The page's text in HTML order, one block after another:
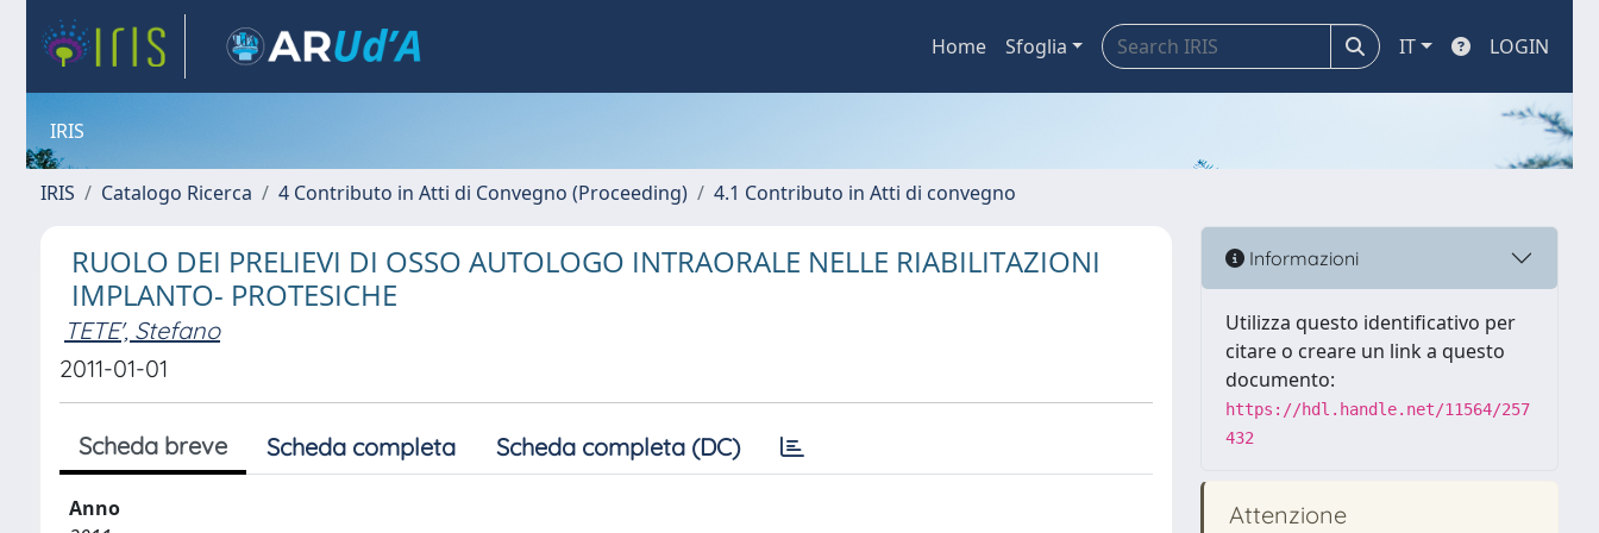
Home Sfoglia IT LOGIN
IRIS
IRIS Catalogo Ricerca 4 Contributo in Atti di Convegno (Proceeding) 4.1 Contributo in Atti di convegno
RUOLO DEI PRELIEVI DI OSSO AUTOLOGO INTRAORALE NELLE RIABILITAZIONI
IMPLANTO- PROTESICHE
TETE', Stefano
2011-01-01
Scheda breve Scheda completa Scheda completa (DC)
Anno
Informazioni
Utilizza questo identificativo per
citare o creare un link a questo
documento:
https://hdl.handle.net/11564/257
432
Attenzione